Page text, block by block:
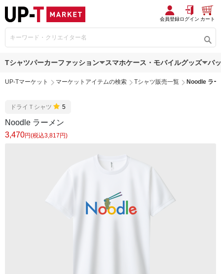
会員登録ログイン カート
Tシャツパーカーファッション スマホケース・モバイルグッズ バ
UP-Tマーケット マーケットアイテムの検索 Tシャツ販売一覧 Noodle ラー
ドライＴシャツ 5
Noodle ラーメン
3,470円(税込3,817円)